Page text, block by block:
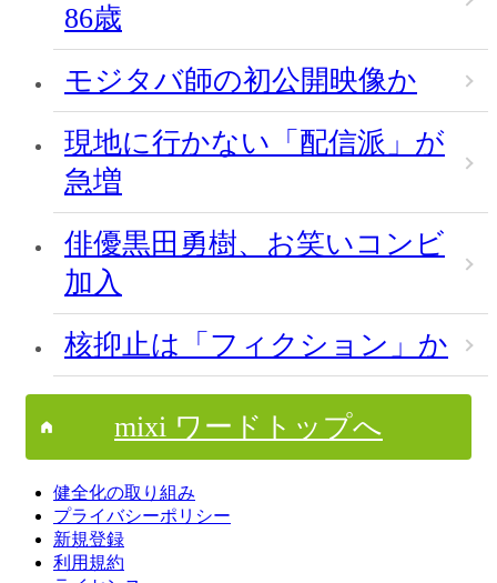
86歳
モジタバ師の初公開映像か
現地に行かない「配信派」が
急増
俳優黒田勇樹、お笑いコンビ
加入
核抑止は「フィクション」か
mixi ワードトップへ
健全化の取り組み
プライバシーポリシー
新規登録
利用規約